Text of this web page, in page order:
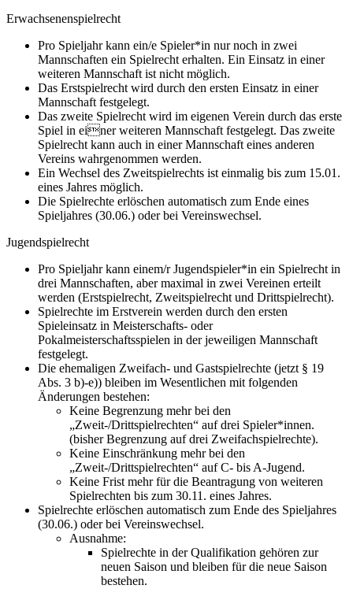
Erwachsenenspielrecht
Pro Spieljahr kann ein/e Spieler*in nur noch in zwei
Mannschaften ein Spielrecht erhalten. Ein Einsatz in einer
weiteren Mannschaft ist nicht möglich.
Das Erstspielrecht wird durch den ersten Einsatz in einer
Mannschaft festgelegt.
Das zweite Spielrecht wird im eigenen Verein durch das erste
Spiel in einer weiteren Mannschaft festgelegt. Das zweite
Spielrecht kann auch in einer Mannschaft eines anderen
Vereins wahrgenommen werden.
Ein Wechsel des Zweitspielrechts ist einmalig bis zum 15.01.
eines Jahres möglich.
Die Spielrechte erlöschen automatisch zum Ende eines
Spieljahres (30.06.) oder bei Vereinswechsel.
Jugendspielrecht
Pro Spieljahr kann einem/r Jugendspieler*in ein Spielrecht in
drei Mannschaften, aber maximal in zwei Vereinen erteilt
werden (Erstspielrecht, Zweitspielrecht und Drittspielrecht).
Spielrechte im Erstverein werden durch den ersten
Spieleinsatz in Meisterschafts- oder
Pokalmeisterschaftsspielen in der jeweiligen Mannschaft
festgelegt.
Die ehemaligen Zweifach- und Gastspielrechte (jetzt § 19
Abs. 3 b)-e)) bleiben im Wesentlichen mit folgenden
Änderungen bestehen:
Keine Begrenzung mehr bei den
„Zweit-/Drittspielrechten“ auf drei Spieler*innen.
(bisher Begrenzung auf drei Zweifachspielrechte).
Keine Einschränkung mehr bei den
„Zweit-/Drittspielrechten“ auf C- bis A-Jugend.
Keine Frist mehr für die Beantragung von weiteren
Spielrechten bis zum 30.11. eines Jahres.
Spielrechte erlöschen automatisch zum Ende des Spieljahres
(30.06.) oder bei Vereinswechsel.
Ausnahme:
Spielrechte in der Qualifikation gehören zur
neuen Saison und bleiben für die neue Saison
bestehen.